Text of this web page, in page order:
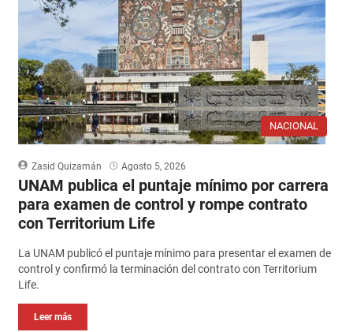
NACIONAL
Zasid Quizamán Agosto 5, 2026
UNAM publica el puntaje mínimo por carrera
para examen de control y rompe contrato
con Territorium Life
La UNAM publicó el puntaje mínimo para presentar el examen de
control y confirmó la terminación del contrato con Territorium
Life.
Leer más